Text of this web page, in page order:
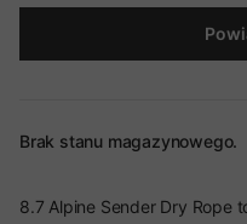
Brak stanu magazynowego.
8.7 Alpine Sender Dry Rope